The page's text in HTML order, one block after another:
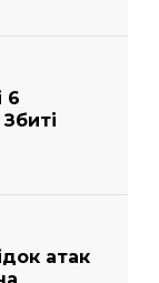
6
атак